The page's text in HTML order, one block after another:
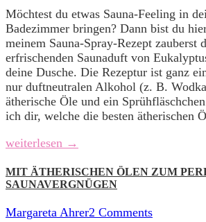
Möchtest du etwas Sauna-Feeling in
Badezimmer bringen? Dann bist du
meinem Sauna-Spray-Rezept zauberst
erfrischenden Saunaduft von
deine Dusche. Die Rezeptur ist ganz
nur duftneutralen Alkohol (z. B.
ätherische Öle und ein
ich dir, welche die besten ätherischen
weiterlesen →
MIT ÄTHERISCHEN ÖLEN ZUM
SAUNAVERGNÜGEN
Margareta Ahrer2 Comments